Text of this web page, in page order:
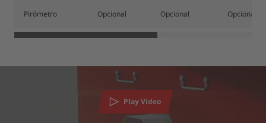
Pirómetro Opcional Opcional Opcional
Necesitamos su consentimiento para cargar
el servicio YouTube Video.
Play Video